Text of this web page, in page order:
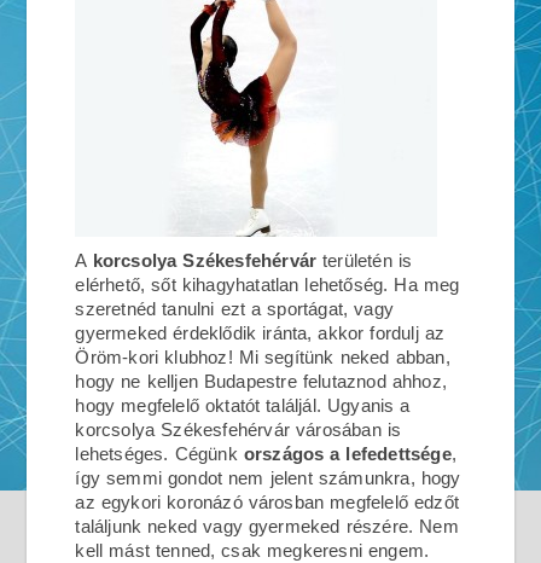
A korcsolya Székesfehérvár területén is
elérhető, sőt kihagyhatatlan lehetőség. Ha meg
szeretnéd tanulni ezt a sportágat, vagy
gyermeked érdeklődik iránta, akkor fordulj az
Öröm-kori klubhoz! Mi segítünk neked abban,
hogy ne kelljen Budapestre felutaznod ahhoz,
hogy megfelelő oktatót találjál. Ugyanis a
korcsolya Székesfehérvár városában is
lehetséges. Cégünk országos a lefedettsége,
így semmi gondot nem jelent számunkra, hogy
az egykori koronázó városban megfelelő edzőt
találjunk neked vagy gyermeked részére. Nem
kell mást tenned, csak megkeresni engem.